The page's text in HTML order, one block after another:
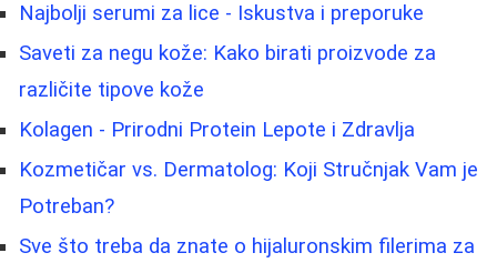
Najbolji serumi za lice - Iskustva i preporuke
Saveti za negu kože: Kako birati proizvode za
različite tipove kože
Kolagen - Prirodni Protein Lepote i Zdravlja
Kozmetičar vs. Dermatolog: Koji Stručnjak Vam je
Potreban?
Sve što treba da znate o hijaluronskim filerima za